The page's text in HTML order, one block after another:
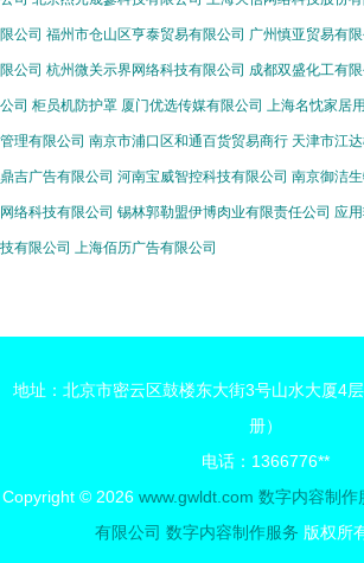
限公司 福州市仓山区亨泰贸易有限公司 广州慎亚贸易有限
限公司 杭州微关示界网络科技有限公司 成都双盛化工有限
公司 柜员机防护罩 厦门优选传媒有限公司 上海名忱家居
管理有限公司 南京市浦口区和通百货贸易商行 天津市江
鼎吉广告有限公司 河南宝威智控科技有限公司 南京御洁
网络科技有限公司 锡林郭勒盟伊博肉业有限责任公司 应
技有限公司 上海佰历广告有限公司
地址：北京市密云区鼓楼东大街3号山水大厦4
册）
电话：1366776**
Copyright © 2026 www.gwldt.com 数字内容制作
有限公司 数字内容制作服务 版权所